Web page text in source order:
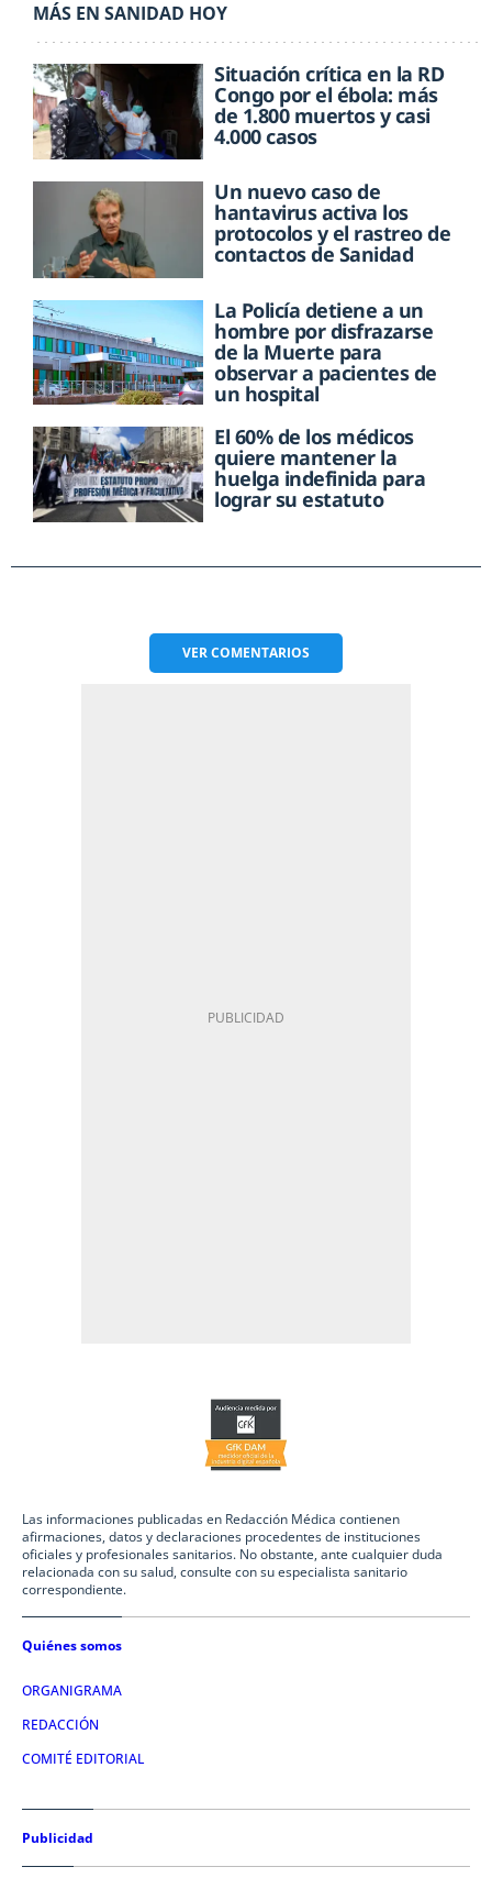
MÁS EN SANIDAD HOY
Situación crítica en la RD
Congo por el ébola: más
de 1.800 muertos y casi
4.000 casos
Un nuevo caso de
hantavirus activa los
protocolos y el rastreo de
contactos de Sanidad
La Policía detiene a un
hombre por disfrazarse
de la Muerte para
observar a pacientes de
un hospital
El 60% de los médicos
quiere mantener la
huelga indefinida para
lograr su estatuto
VERCOMENTARIOS
Las informaciones publicadas en Redacción Médica contienen
afirmaciones, datos y declaraciones procedentes de instituciones
oficiales y profesionales sanitarios. No obstante, ante cualquier duda
relacionada con su salud, consulte con su especialista sanitario
correspondiente.
Quiénes somos
ORGANIGRAMA
REDACCIÓN
COMITÉ EDITORIAL
Publicidad